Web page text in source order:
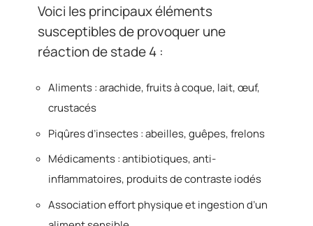
Voici les principaux éléments
susceptibles de provoquer une
réaction de stade 4 :
Aliments : arachide, fruits à coque, lait, œuf,
crustacés
Piqûres d’insectes : abeilles, guêpes, frelons
Médicaments : antibiotiques, anti-
inflammatoires, produits de contraste iodés
Association effort physique et ingestion d’un